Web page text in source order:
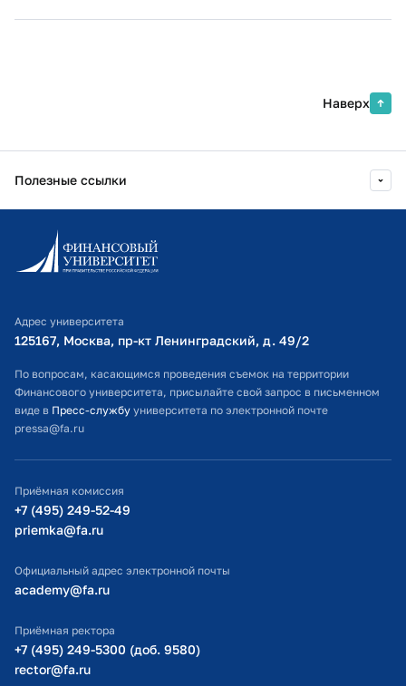
Наверх
Полезные ссылки
Информационно-образовательный портал
Личный кабинет поступающего
Оплата обучения
Расписание занятий
Студенческий офис
Официальный адрес электронной почты
Министерство просвещения РФ
Министерство науки и высшего образования РФ
Адрес университета
125167, Москва, пр-кт Ленинградский, д. 49/2​
По вопросам, касающимся проведения съемок на территории
Финансового университета, присылайте свой запрос в письменном
виде в Пресс-службу университета по электронной почте
pressa@fa.ru
Приёмная комиссия
+7 (495) 249-52-49
priemka@fa.ru
Официальный адрес электронной почты
academy@fa.ru
Приёмная ректора
+7 (495) 249-5300 (доб. 9580)
rector@fa.ru